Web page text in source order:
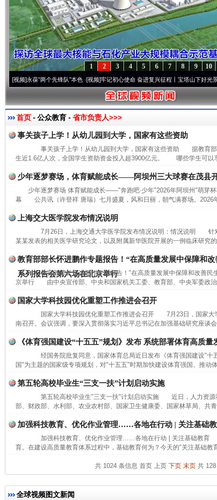
10
9
8
7
6
5
4
3
2
1
永葆“两个先锋队”本色·[视频]牢记初心使命 奋进复兴征程丨宝塔山下好光景..·[视频]
首页 - 公众教育 - 省市负责人>>>
事关孩子上学！从幼儿园到大学，国家有这些资助
事关孩子上学！从幼儿园到大学，国家有这些资助 据教育部
生近1.6亿人次，全国学生资助资金投入超3900亿元。 哪些学生可以
少年逐梦赛场，体育赋能成长——阿坝州三大球赛在茂县
少年逐梦赛场 体育赋能成长——"奔跑吧·少年"2026年阿坝州"萌芽
幕 公共讯（许登祥 唐瑞）七月盛夏，风和日丽，朝气满赛场。2026
上海交大医学院发布情况说明
7月26日，上海交通大学医学院发布情况说明：情况说明 针
某某发表的相关医学研究论文，以及附属新华医院开展的一例临床研究
教育部部长怀进鹏作专题报告！“在高质量发展中保障和
系列报告会第六场在北京举行
教育部部长怀进鹏作专题报告！"在高质量发展中保障和改善民
京举行 由中央宣传部、中央和国家机关工委、教育部、中央军委政
国家大学科技园优化重塑工作推进会召开
国家大学科技园优化重塑工作推进会召开 7月23日，国家大
南召开。会议强调，要深入贯彻落实习近平总书记在加强基础研究座谈
《体育强国建设“十五五”规划》发布 系统部署体育高质量
经国务院批复同意，国家体育总局近日发布《体育强国建设"十
国"为主题的国家级专项规划，对"十五五"时期加快建设体育强国、推动
第五轮高校毕业生“三支一扶”计划启动实施
第五轮高校毕业生"三支一扶"计划启动实施 近日，人力资源
部、财政部、水利部、农业农村部、国家卫生健康委、国家林草局、共
加强科技教育、优化作业管理……各地在行动 | 关注基础
加强科技教育、优化作业管理……各地在行动 | 关注基础教育
育。在建设高质量教育体系过程中，基础教育何为？今天的"关注基础教
共 1024 条信息 首页 上页 下页 末页共 128
全球视频图文新闻
完善运行机制助力责任有效落实